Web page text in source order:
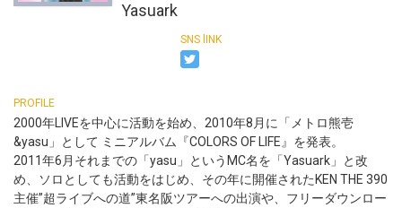
Yasuark
2000年LIVEを中心に活動を始め、2010年8月に「メトロ熊壱
&yasu」として ミニアルバム『COLORS OF LIFE』を発表。
2011年6月それまでの「yasu」というMC名を「Yasuark」と改
め、ソロとしても活動をはじめ、その年に開催されたKEN THE 390
主催”超ライブへの道”東名阪ツアーへの出演や、フリーダウンロー